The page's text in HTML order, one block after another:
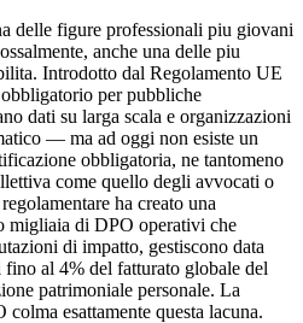
delle figure professionali piu giovani
anche una delle piu
Introdotto dal Regolamento UE
per pubbliche
dati su larga scala e organizzazioni
— ma ad oggi non esiste un
obbligatoria, ne tantomeno
come quello degli avvocati o
ha creato una
migliaia di DPO operativi che
di impatto, gestiscono data
al 4% del fatturato globale del
patrimoniale personale. La
esattamente questa lacuna.